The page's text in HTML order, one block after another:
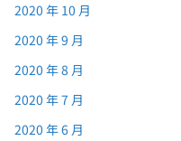
2020 年 10 月
2020 年 9 月
2020 年 8 月
2020 年 7 月
2020 年 6 月